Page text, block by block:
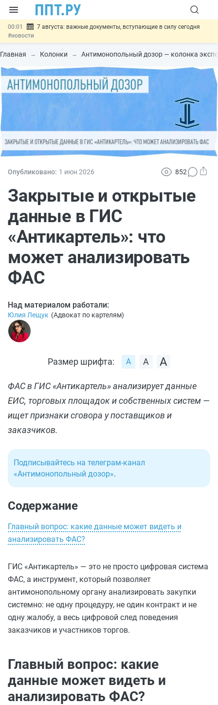
00:01
7 августа: важные документы, вступающие в силу сегодня
#новости
06.08 Минпромторг предложил запретить смешанные лоты
электроники в госзакупках#новости
недружественных стран
06.08 Возврат денег за риелторские услуги при недействительных
сделках: инициатива#новости
Обеспечительный платёж СПОТ могут заменить
Главная Колонки Антимонопольный дозор — колонка
Опубликовано: 1 июн 2026 852
Закрытые и открытые
данные в ГИС
«Антикартель»: что
может анализировать
ФАС
Над материалом работали:
Юлия Лещук (Адвокат по картелям)
Размер шрифта:
ФАС в ГИС «Антикартель» анализирует данные
ЕИС, торговых площадок и собственных систем —
ищет признаки сговора у поставщиков и
заказчиков.
Подписывайтесь на телеграм-канал
«Антимонопольный дозор».
Содержание
Главный вопрос: какие данные может видеть и
анализировать ФАС?
ГИС «Антикартель» — это не просто цифровая система
ФАС, а инструмент, который позволяет
антимонопольному органу анализировать закупки
системно: не одну процедуру, не один контракт и не
одну жалобу, а весь цифровой след поведения
заказчиков и участников торгов.
Главный вопрос: какие
данные может видеть и
анализировать ФАС?